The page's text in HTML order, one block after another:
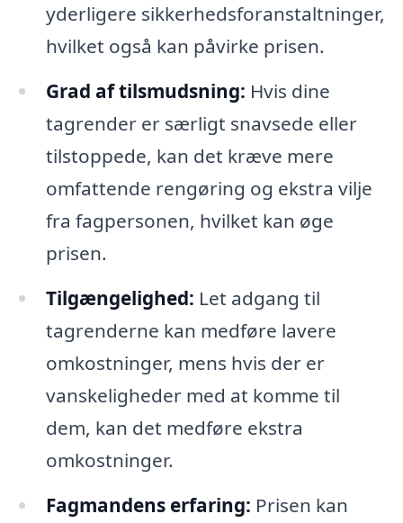
yderligere sikkerhedsforanstaltninger,
hvilket også kan påvirke prisen.
Grad af tilsmudsning: Hvis dine
tagrender er særligt snavsede eller
tilstoppede, kan det kræve mere
omfattende rengøring og ekstra vilje
fra fagpersonen, hvilket kan øge
prisen.
Tilgængelighed: Let adgang til
tagrenderne kan medføre lavere
omkostninger, mens hvis der er
vanskeligheder med at komme til
dem, kan det medføre ekstra
omkostninger.
Fagmandens erfaring: Prisen kan